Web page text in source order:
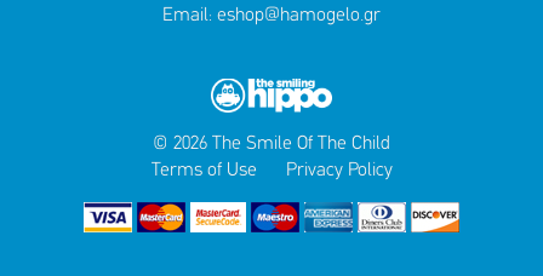
Email: eshop@hamogelo.gr
© 2026 The Smile Of The Child
Terms of Use
Privacy Policy